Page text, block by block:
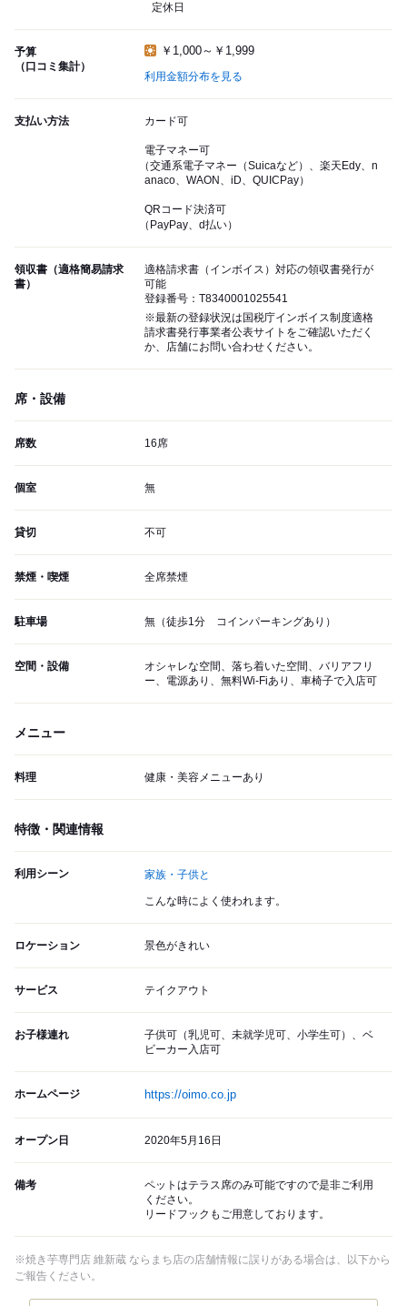
定休日
予算
（口コミ集計）
￥1,000～￥1,999
利用金額分布を見る
支払い方法 カード可
電子マネー可
（交通系電子マネー（Suicaなど）、楽天Edy、n
anaco、WAON、iD、QUICPay）
QRコード決済可
（PayPay、d払い）
領収書（適格簡易請求
書）
適格請求書（インボイス）対応の領収書発行が
可能
登録番号：T8340001025541
※最新の登録状況は国税庁インボイス制度適格
請求書発行事業者公表サイトをご確認いただく
か、店舗にお問い合わせください。
席・設備
席数 16席
個室 無
貸切 不可
禁煙・喫煙 全席禁煙
駐車場 無（徒歩1分 コインパーキングあり）
空間・設備
オシャレな空間、落ち着いた空間、バリアフリ
ー、電源あり、無料Wi-Fiあり、車椅子で入店可
メニュー
料理 健康・美容メニューあり
特徴・関連情報
利用シーン 家族・子供と
こんな時によく使われます。
ロケーション 景色がきれい
サービス テイクアウト
お子様連れ
子供可（乳児可、未就学児可、小学生可）、ベ
ビーカー入店可
ホームページ https://oimo.co.jp
オープン日 2020年5月16日
備考
ペットはテラス席のみ可能ですので是非ご利用
ください。
リードフックもご用意しております。
※焼き芋専門店 維新蔵 ならまち店の店舗情報に誤りがある場合は、以下から
ご報告ください。